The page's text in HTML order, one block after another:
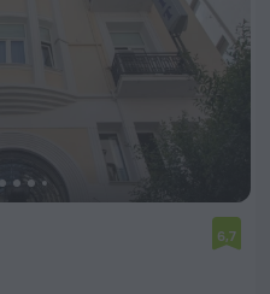
6,7